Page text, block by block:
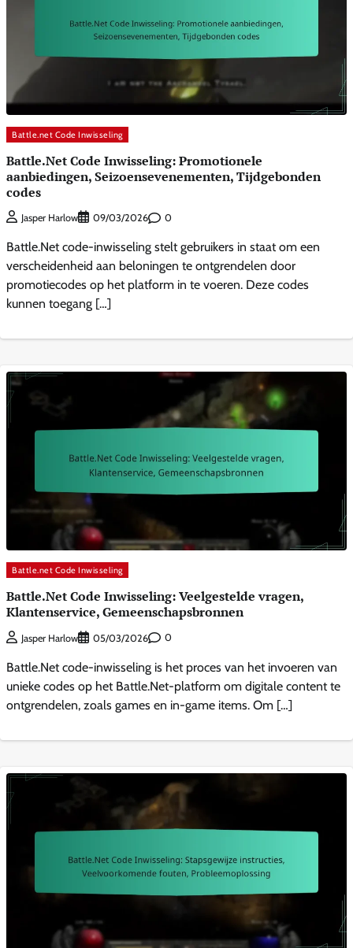
Battle.net Code Inwisseling
Battle.Net Code Inwisseling: Promotionele
aanbiedingen, Seizoensevenementen, Tijdgebonden
codes
Jasper Harlow 09/03/2026 0
Battle.Net code-inwisseling stelt gebruikers in staat om een
verscheidenheid aan beloningen te ontgrendelen door
promotiecodes op het platform in te voeren. Deze codes
kunnen toegang […]
Battle.net Code Inwisseling
Battle.Net Code Inwisseling: Veelgestelde vragen,
Klantenservice, Gemeenschapsbronnen
Jasper Harlow 05/03/2026 0
Battle.Net code-inwisseling is het proces van het invoeren van
unieke codes op het Battle.Net-platform om digitale content te
ontgrendelen, zoals games en in-game items. Om […]